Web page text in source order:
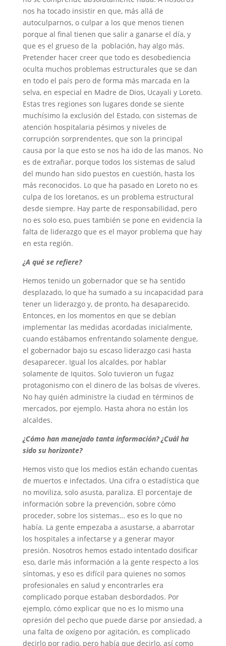
nos ha tocado insistir en que, más allá de
autoculparnos, o culpar a los que menos tienen
porque al final tienen que salir a ganarse el día, y
que es el grueso de la población, hay algo más.
Pretender hacer creer que todo es desobediencia
oculta muchos problemas estructurales que se dan
en todo el país pero de forma más marcada en la
selva, en especial en Madre de Dios, Ucayali y Loreto.
Estas tres regiones son lugares donde se siente
muchísimo la exclusión del Estado, con sistemas de
atención hospitalaria pésimos y niveles de
corrupción sorprendentes, que son la principal
causa por la que esto se nos ha ido de las manos. No
es de extrañar, porque todos los sistemas de salud
del mundo han sido puestos en cuestión, hasta los
más reconocidos. Lo que ha pasado en Loreto no es
culpa de los loretanos, es un problema estructural
desde siempre. Hay parte de responsabilidad, pero
no es solo eso, pues también se pone en evidencia la
falta de liderazgo que es el mayor problema que hay
en esta región.
¿A qué se refiere?
Hemos tenido un gobernador que se ha sentido
desplazado, lo que ha sumado a su incapacidad para
tener un liderazgo y, de pronto, ha desaparecido.
Entonces, en los momentos en que se debían
implementar las medidas acordadas inicialmente,
cuando estábamos enfrentando solamente dengue,
el gobernador bajo su escaso liderazgo casi hasta
desaparecer. Igual los alcaldes, por hablar
solamente de Iquitos. Solo tuvieron un fugaz
protagonismo con el dinero de las bolsas de víveres.
No hay quién administre la ciudad en términos de
mercados, por ejemplo. Hasta ahora no están los
alcaldes.
¿Cómo han manejado tanta información? ¿Cuál ha
sido su horizonte?
Hemos visto que los medios están echando cuentas
de muertos e infectados. Una cifra o estadística que
no moviliza, solo asusta, paraliza. El porcentaje de
información sobre la prevención, sobre cómo
proceder, sobre los sistemas… eso es lo que no
había. La gente empezaba a asustarse, a abarrotar
los hospitales a infectarse y a generar mayor
presión. Nosotros hemos estado intentado dosificar
eso, darle más información a la gente respecto a los
síntomas, y eso es difícil para quienes no somos
profesionales en salud y encontrarles era
complicado porque estaban desbordados. Por
ejemplo, cómo explicar que no es lo mismo una
opresión del pecho que puede darse por ansiedad, a
una falta de oxígeno por agitación, es complicado
decirlo por radio, pero había que decirlo, así como